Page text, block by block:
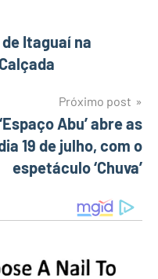
Itaguaí na
Próximo post
Abu’ abre as
19 de julho, com o
espetáculo ‘Chuva’